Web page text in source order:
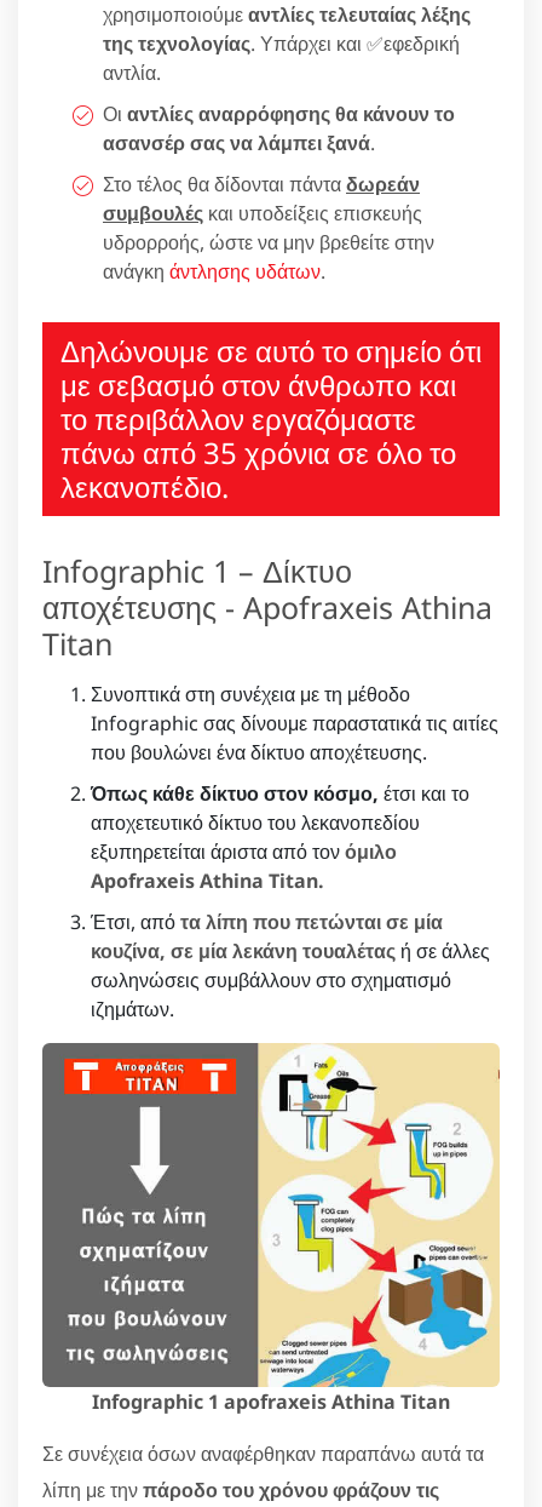
χρησιμοποιούμεαντλίες τελευταίας λέξης
της τεχνολογίας. Υπάρχει και ✅εφεδρική
αντλία.
Οι αντλίες αναρρόφησης θα κάνουν το
ασανσέρ σας να λάμπει ξανά.
Στο τέλος θα δίδονται πάνταδωρεάν
συμβουλές και υποδείξεις επισκευής
υδρορροής, ώστε να μην βρεθείτε στην
ανάγκη άντλησης υδάτων.
Δηλώνουμε σε αυτό το σημείο ότι
με σεβασμό στον άνθρωπο και
το περιβάλλον εργαζόμαστε
πάνω από 35 χρόνια σε όλο το
λεκανοπέδιο.
Infographic 1 – Δίκτυο
αποχέτευσης - Apofraxeis Athina
Titan
Συνοπτικά στη συνέχεια με τη μέθοδο
Infographic σας δίνουμε παραστατικά τις αιτίες
που βουλώνει ένα δίκτυο αποχέτευσης.
Όπως κάθε δίκτυο στον κόσμο, έτσι και το
αποχετευτικό δίκτυο του λεκανοπεδίου
εξυπηρετείται άριστα από τονόμιλο
Apofraxeis Athina Titan.
Έτσι, απότα λίπη που πετώνται σε μία
κουζίνα, σε μία λεκάνη τουαλέτας ή σε άλλες
σωληνώσεις συμβάλλουν στο σχηματισμό
ιζημάτων.
Infographic 1 apofraxeis Athina Titan
Σε συνέχεια όσων αναφέρθηκαν παραπάνω αυτά τα
λίπη με τηνπάροδο του χρόνου φράζουν τις